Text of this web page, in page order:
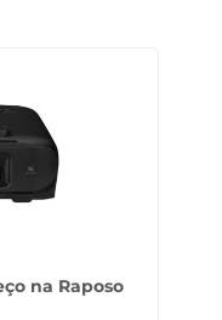
na Raposo